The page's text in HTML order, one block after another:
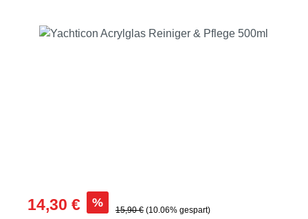
Bildergalerie überspringen
Verkaufspreis:
14,30 € % Regulärer Preis:
15,90 € (10.06% gespart)